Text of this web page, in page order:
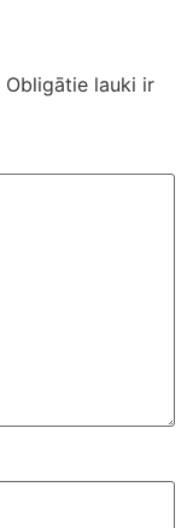
Obligātie lauki ir